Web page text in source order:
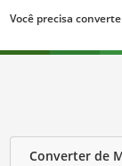
Você precisa
Converter de